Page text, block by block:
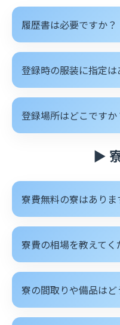
履歴書は必要ですか？
登録時の服装に指定は
登録場所はどこですか
▶
寮費無料の寮はありま
寮費の相場を教えてく
寮の間取りや備品はど